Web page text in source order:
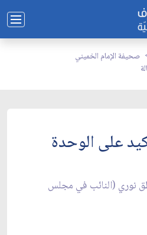
صحيفة الإمام الخميني
على الوحدة
نوري (النائب في مجلس